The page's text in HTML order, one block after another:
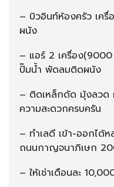
– บิวอินท์ห้องครัว เค
ผนัง
– แอร์ 2 เครื่อง
ปั๊มน้ำ พัดลมติดผนัง
– ติดเหล็กดัด มุ้งลวด
ความสะดวกครบครัน
– ทำเลดี เข้า-ออกได้ห
ถนนกาญจนาภิเษก
– ให้เช่าเดือนละ